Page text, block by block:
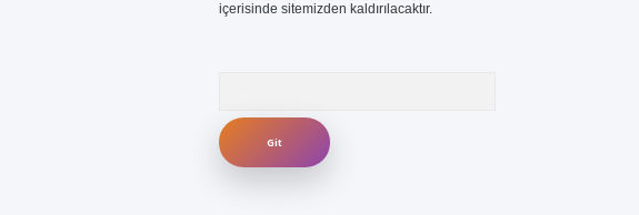
içerisinde sitemizden kaldırılacaktır.